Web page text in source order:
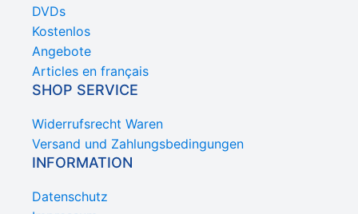
DVDs
Kostenlos
Angebote
Articles en français
SHOP SERVICE
Widerrufsrecht Waren
Versand und Zahlungsbedingungen
INFORMATION
Datenschutz